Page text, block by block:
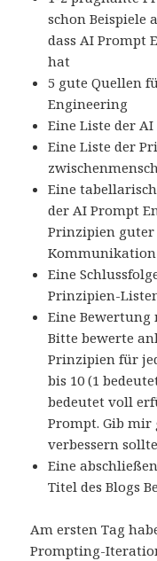
schon Beispiele
dass AI Prompt
hat
5 gute Quellen
Engineering
Eine Liste der
Eine Liste der
Eine
der AI Prompt
Prinzipien
Kommunikation
Eine
Prinzipien-
Eine Bewertung
Bitte bewerte
Prinzipien für
bis 10 (1
bedeutet voll
Prompt. Gib mir
verbessern
Eine
Titel des Blogs
Am ersten Tag
Prompting-